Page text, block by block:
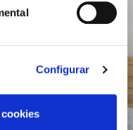
Configurar